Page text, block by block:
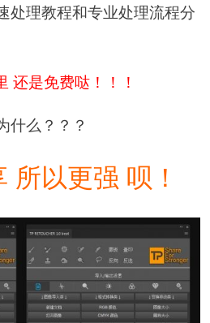
处理教程和专业处理流程分
还是免费哒！！！
什么？？？
所以更强 呗！